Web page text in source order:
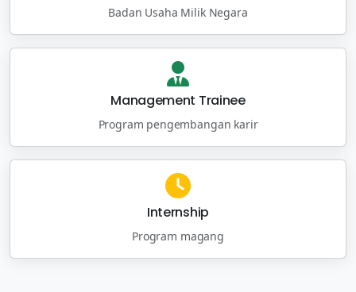
Badan Usaha Milik Negara
Management Trainee
Program pengembangan karir
Internship
Program magang